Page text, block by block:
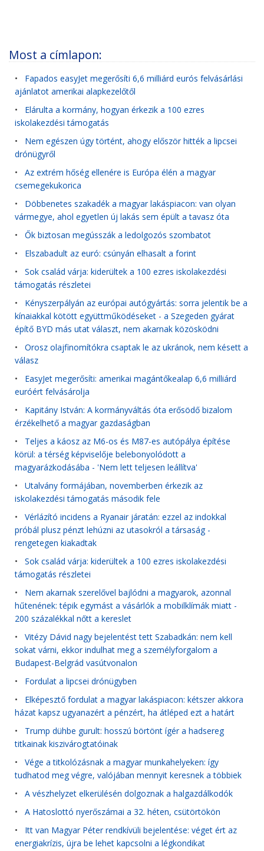
Most a címlapon:
• Fapados easyJet megerősíti 6,6 milliárd eurós felvásárlási
ajánlatot amerikai alapkezelőtől
• Elárulta a kormány, hogyan érkezik a 100 ezres
iskolakezdési támogatás
• Nem egészen úgy történt, ahogy először hitték a lipcsei
drónügyről
• Az extrém hőség ellenére is Európa élén a magyar
csemegekukorica
• Döbbenetes szakadék a magyar lakáspiacon: van olyan
vármegye, ahol egyetlen új lakás sem épült a tavasz óta
• Ők biztosan megússzák a ledolgozós szombatot
• Elszabadult az euró: csúnyán elhasalt a forint
• Sok család várja: kiderültek a 100 ezres iskolakezdési
támogatás részletei
• Kényszerpályán az európai autógyártás: sorra jelentik be a
kínaiakkal kötött együttműködéseket - a Szegeden gyárat
építő BYD más utat választ, nem akarnak közösködni
• Orosz olajfinomítókra csaptak le az ukránok, nem késett a
válasz
• EasyJet megerősíti: amerikai magántőkealap 6,6 milliárd
euróért felvásárolja
• Kapitány István: A kormányváltás óta erősödő bizalom
érzékelhető a magyar gazdaságban
• Teljes a káosz az M6-os és M87-es autópálya építése
körül: a térség képviselője belebonyolódott a
magyarázkodásába - 'Nem lett teljesen leállítva'
• Utalvány formájában, novemberben érkezik az
iskolakezdési támogatás második fele
• Vérlázító incidens a Ryanair járatán: ezzel az indokkal
próbál plusz pénzt lehúzni az utasokról a társaság -
rengetegen kiakadtak
• Sok család várja: kiderültek a 100 ezres iskolakezdési
támogatás részletei
• Nem akarnak szerelővel bajlódni a magyarok, azonnal
hűtenének: tépik egymást a vásárlók a mobilklímák miatt -
200 százalékkal nőtt a kereslet
• Vitézy Dávid nagy bejelentést tett Szabadkán: nem kell
sokat várni, ekkor indulhat meg a személyforgalom a
Budapest-Belgrád vasútvonalon
• Fordulat a lipcsei drónügyben
• Elképesztő fordulat a magyar lakáspiacon: kétszer akkora
házat kapsz ugyanazért a pénzért, ha átléped ezt a határt
• Trump dühbe gurult: hosszú börtönt ígér a hadsereg
titkainak kiszivárogtatóinak
• Vége a titkolózásnak a magyar munkahelyeken: így
tudhatod meg végre, valójában mennyit keresnek a többiek
• A vészhelyzet elkerülésén dolgoznak a halgazdálkodók
• A Hatoslottó nyerőszámai a 32. héten, csütörtökön
• Itt van Magyar Péter rendkívüli bejelentése: véget ért az
energiakrízis, újra be lehet kapcsolni a légkondikat